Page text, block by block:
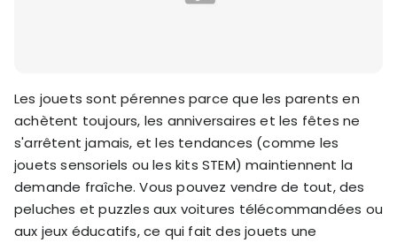
Les jouets sont pérennes parce que les parents en
achètent toujours, les anniversaires et les fêtes ne
s'arrêtent jamais, et les tendances (comme les
jouets sensoriels ou les kits STEM) maintiennent la
demande fraîche. Vous pouvez vendre de tout, des
peluches et puzzles aux voitures télécommandées ou
aux jeux éducatifs, ce qui fait des jouets une